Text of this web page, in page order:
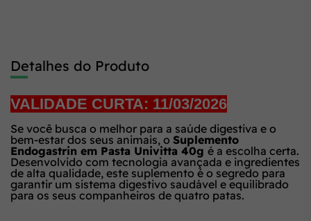
Detalhes do Produto
VALIDADE CURTA: 11/03/2026
Se você busca o melhor para a saúde digestiva e o
bem-estar dos seus animais, o Suplemento
Endogastrin em Pasta Univitta 40g é a escolha certa.
Desenvolvido com tecnologia avançada e ingredientes
de alta qualidade, este suplemento é o segredo para
garantir um sistema digestivo saudável e equilibrado
para os seus companheiros de quatro patas.